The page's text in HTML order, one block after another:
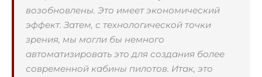
возобновлены. Это имеет экономический
эффект. Затем, с технологической точки
зрения, мы могли бы немного
автоматизировать это для создания более
современной кабины пилотов. Итак, это